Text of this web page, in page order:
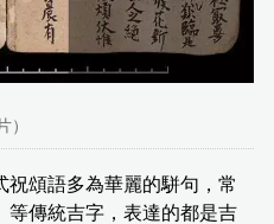
）
頌語多為華麗的駢句，常
等傳統吉字，表達的都是吉